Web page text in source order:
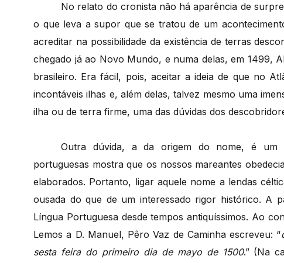
No relato do cronista não há aparência de
o que leva a supor que se tratou de um
acreditar na possibilidade da existência de terras
chegado já ao Novo Mundo, e numa delas, em 1499,
brasileiro. Era fácil, pois, aceitar a ideia de que no
incontáveis ilhas e, além delas, talvez mesmo uma
ilha ou de terra firme, uma das dúvidas dos
Outra dúvida, a da origem do nome, é um
portuguesas mostra que os nossos mareantes
elaborados. Portanto, ligar aquele nome a lendas
ousada do que de um interessado rigor histórico. A
Língua Portuguesa desde tempos antiquíssimos. Ao
Lemos a D. Manuel, Pêro Vaz de Caminha escreveu: “
sesta feira do primeiro dia de mayo de 1500.”(Na